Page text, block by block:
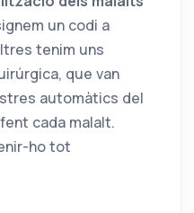
un codi a
tenim uns
que van
automàtics del
cada malalt.
ho tot